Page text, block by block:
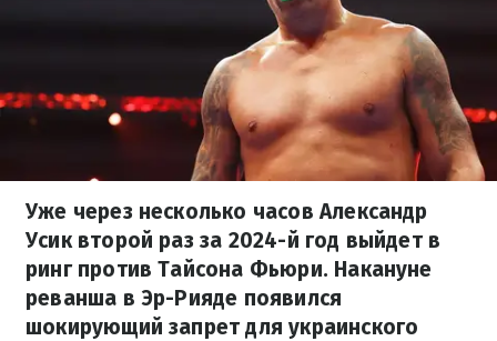
Уже через несколько часов Александр
Усик второй раз за 2024-й год выйдет в
ринг против Тайсона Фьюри. Накануне
реванша в Эр-Рияде появился
шокирующий запрет для украинского